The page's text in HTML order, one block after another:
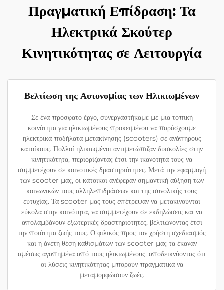
Πραγματική Επίδραση: Τα
Ηλεκτρικά Σκούτερ
Κινητικότητας σε Λειτουργία
Βελτίωση της Αυτονομίας των Ηλικιωμένων
Σε ένα πρόσφατο έργο, συνεργαστήκαμε με μια τοπική
κοινότητα για ηλικιωμένους προκειμένου να παράσχουμε
ηλεκτρικά ποδήλατα μετακίνησης (scooters) σε ανάπηρους
κατοίκους. Πολλοί ηλικιωμένοι αντιμετώπιζαν δυσκολίες στην
κινητικότητα, περιορίζοντας έτσι την ικανότητά τους να
συμμετέχουν σε κοινοτικές δραστηριότητες. Μετά την εφαρμογή
των scooter μας, οι κάτοικοι ανέφεραν σημαντική αύξηση των
κοινωνικών τους αλληλεπιδράσεων και της συνολικής τους
ευτυχίας. Τα scooter μας τους επέτρεψαν να μετακινούνται
εύκολα στην κοινότητα, να συμμετέχουν σε εκδηλώσεις και να
απολαμβάνουν εξωτερικές δραστηριότητες, βελτιώνοντας έτσι
την ποιότητα ζωής τους. Ο φιλικός προς τον χρήστη σχεδιασμός
και η άνετη θέση καθισμάτων των scooter μας τα έκαναν
αμέσως αγαπημένα από τους ηλικιωμένους, αποδεικνύοντας ότι
οι λύσεις κινητικότητας μπορούν πραγματικά να
μεταμορφώσουν ζωές.